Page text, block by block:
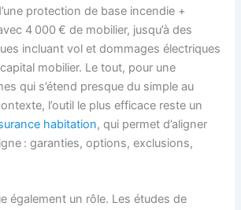
protection de base incendie +
4 000 € de mobilier, jusqu’à des
incluant vol et dommages électriques
mobilier. Le tout, pour une
qui s’étend presque du simple au
l’outil le plus efficace reste un
habitation, qui permet d’aligner
: garanties, options, exclusions,
également un rôle. Les études de